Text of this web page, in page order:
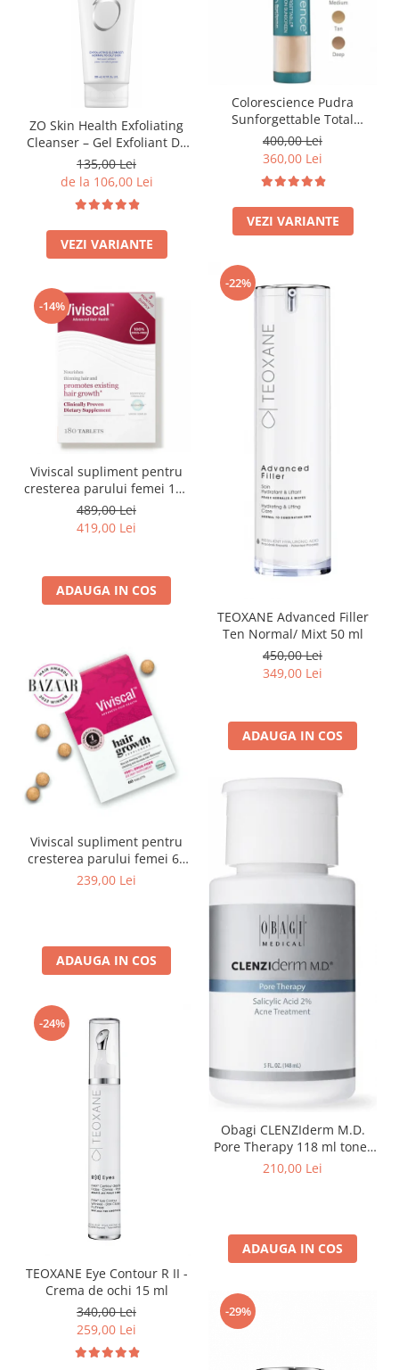
DERMIA SOLUTION
DSD de LUXE
Colagen & Frumusete
Echilibru & Somn
Energie & Performanta
Imunitate & Vitalitate
Longevitate & Regenerare
STRATPHARMA
ACNEE - ROZACEE
ANTI-AGING
CURATARE - EXFOLIERE
HIDRATARE
ILUMINARE
INGRIJIREA OCHILOR
INGRIJIREA PIELII CORPULUI
SETURI / KITURI
Colorescience Pudra
Sunforgettable Total
Protection Brush-On Shield
SPF50 6g
400,00 Lei
360,00 Lei
VEZI VARIANTE
ZO Skin Health Exfoliating
Cleanser – Gel Exfoliant De
Curățare (Ten Normal/Gras)
60/200ml
135,00 Lei
de la 106,00 Lei
VEZI VARIANTE
-22%
TEOXANE Advanced Filler
Ten Normal/ Mixt 50 ml
450,00 Lei
349,00 Lei
ADAUGA IN COS
-14%
Viviscal supliment pentru
cresterea parului femei 180
tablete
489,00 Lei
419,00 Lei
ADAUGA IN COS
Viviscal supliment pentru
cresterea parului femei 60
tablete
239,00 Lei
ADAUGA IN COS
Obagi CLENZIderm M.D.
Pore Therapy 118 ml toner
pentru ten acneic
210,00 Lei
ADAUGA IN COS
-24%
TEOXANE Eye Contour R II -
Crema de ochi 15 ml
340,00 Lei
259,00 Lei
-29%